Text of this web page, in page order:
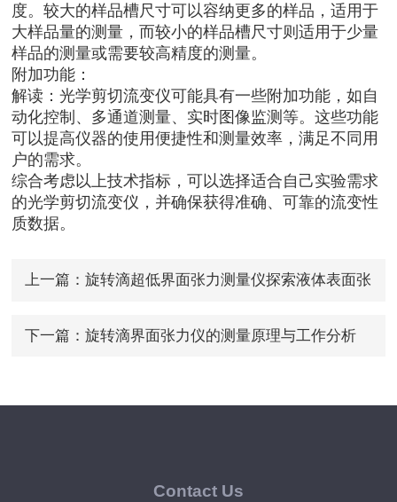
度。较大的样品槽尺寸可以容纳更多的样品，适用于
大样品量的测量，而较小的样品槽尺寸则适用于少量
样品的测量或需要较高精度的测量。
附加功能：
解读：光学剪切流变仪可能具有一些附加功能，如自
动化控制、多通道测量、实时图像监测等。这些功能
可以提高仪器的使用便捷性和测量效率，满足不同用
户的需求。
综合考虑以上技术指标，可以选择适合自己实验需求
的光学剪切流变仪，并确保获得准确、可靠的流变性
质数据。
上一篇： 旋转滴超低界面张力测量仪探索液体表面张
下一篇： 旋转滴界面张力仪的测量原理与工作分析
Contact Us